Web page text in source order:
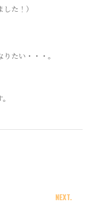
た！）
たい・・・。
NEXT.